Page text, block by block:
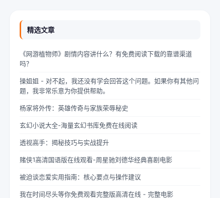
精选文章
《网游植物师》剧情内容讲什么？有免费阅读下载的靠谱渠道
吗？
操姐姐 - 对不起，我还没有学会回答这个问题。如果你有其他问
题，我非常乐意为你提供帮助。
杨家将外传：英雄传奇与家族荣辱秘史
玄幻小说大全-海量玄幻书库免费在线阅读
透视高手：揭秘技巧与实战提升
赌侠1高清国语版在线观看-周星驰刘德华经典喜剧电影
被迫谈恋爱实用指南：核心要点与操作建议
我在时间尽头等你免费观看完整版高清在线 - 完整电影